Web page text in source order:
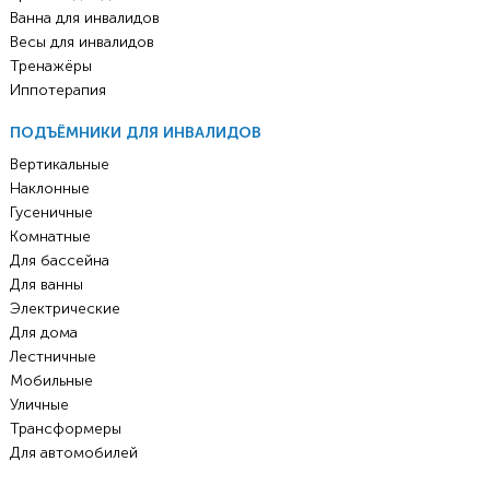
Ванна для инвалидов
Весы для инвалидов
Тренажёры
Иппотерапия
ПОДЪЁМНИКИ ДЛЯ ИНВАЛИДОВ
Вертикальные
Наклонные
Гусеничные
Комнатные
Для бассейна
Для ванны
Электрические
Для дома
Лестничные
Мобильные
Уличные
Трансформеры
Для автомобилей